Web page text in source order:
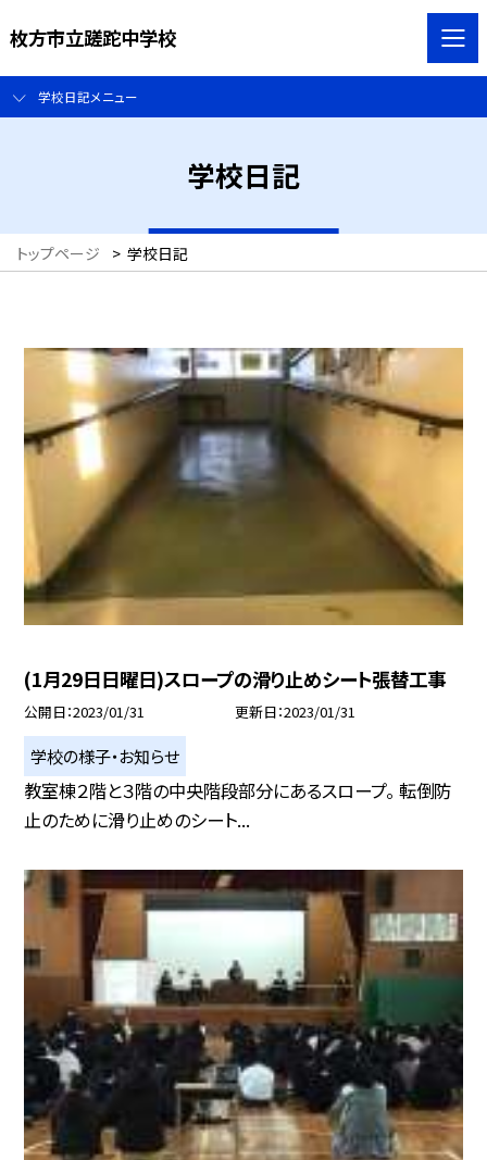
枚方市立蹉跎中学校
学校日記メニュー
学校日記
トップページ > 学校日記
(1月29日日曜日)スロープの滑り止めシート張替工事
公開日 2023/01/31 更新日 2023/01/31
学校の様子・お知らせ
教室棟２階と３階の中央階段部分にあるスロープ。 転倒防
止のために滑り止めのシート...